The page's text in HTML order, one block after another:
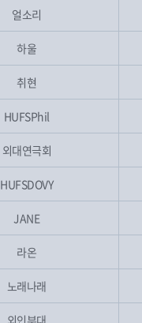
얼소리
하울
취현
HUFSPhil
외대연극회
HUFSDOVY
JANE
라온
노래나래
외인부대